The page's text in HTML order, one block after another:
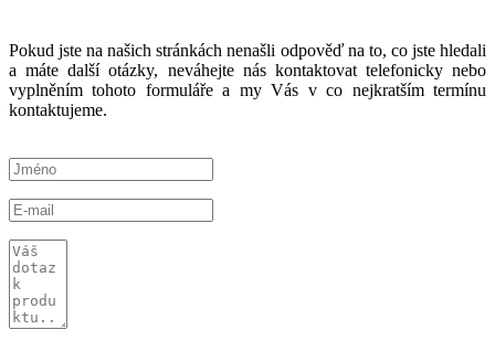
Pokud jste na našich stránkách nenašli odpověď na to, co jste hledali
a máte další otázky, neváhejte nás kontaktovat telefonicky nebo
vyplněním tohoto formuláře a my Vás v co nejkratším termínu
kontaktujeme.